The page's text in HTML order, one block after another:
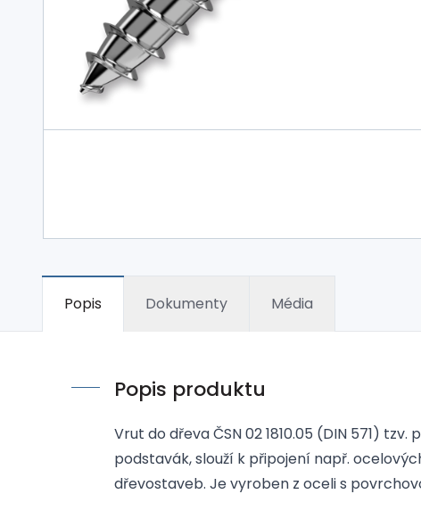
Popis Dokumenty Média
Popis produktu
Vrut do dřeva ČSN 02 1810.05 (DIN 571)
podstavák, slouží k připojení např.
dřevostaveb. Je vyroben z oceli s